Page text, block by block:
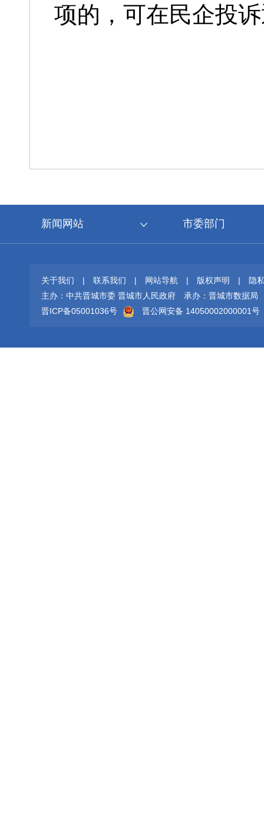
项的，可在民企投
新闻网站 市委部门
关于我们 | 联系我们 | 网站导航 | 版权声明 |
隐
主办：中共晋城市委 晋城市人民政府
承办：晋城市数据局
晋ICP备05001036号
晋公网安备 14050002000001号